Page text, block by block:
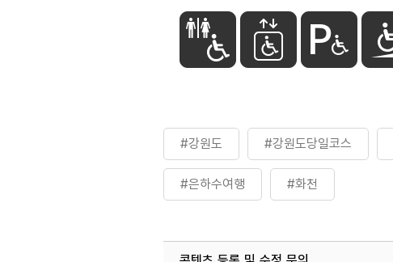
#강원도 #강원도당일코스
#은하수여행 #화천